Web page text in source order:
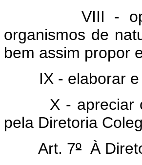
VIII - opinar
organismos de
bem assim propor
IX - elaborar e
X - apreciar os
pela Diretoria
Art. 7º À